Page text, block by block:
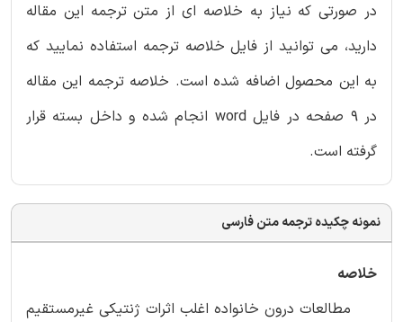
در صورتی که نیاز به خلاصه ای از متن ترجمه این مقاله
دارید، می توانید از فایل خلاصه ترجمه استفاده نمایید که
به این محصول اضافه شده است. خلاصه ترجمه این مقاله
در 9 صفحه در فایل word انجام شده و داخل بسته قرار
گرفته است.
نمونه چکیده ترجمه متن فارسی
خلاصه
مطالعات درون خانواده اغلب اثرات ژنتیکی غیرمستقیم